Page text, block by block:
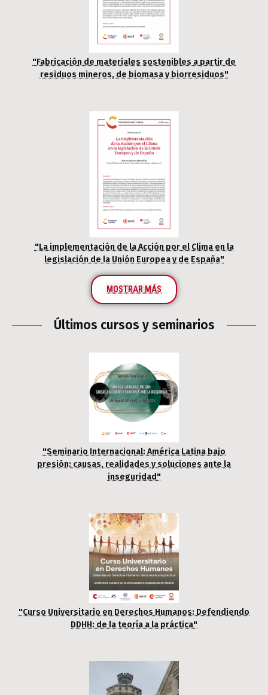
"Fabricación de materiales sostenibles a partir de
residuos mineros, de biomasa y biorresiduos"
"La implementación de la Acción por el Clima en la
legislación de la Unión Europea y de España"
MOSTRAR MÁS
Últimos cursos y seminarios
"Seminario Internacional: América Latina bajo
presión: causas, realidades y soluciones ante la
inseguridad"
"Curso Universitario en Derechos Humanos: Defendiendo
DDHH: de la teoría a la práctica"